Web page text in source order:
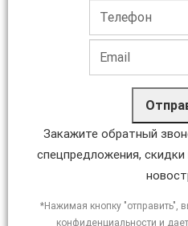
Закажите обратный
спецпредложения,
*Нажимая кнопку "отправить",
конфиденциальности и